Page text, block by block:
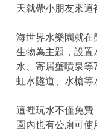
天就帶小朋友來這
海世界水樂園就在
生物為主題，設置
水、寄居蟹噴泉等
虹水隧道、水槍等
這裡玩水不僅免費
園內也有公廁可